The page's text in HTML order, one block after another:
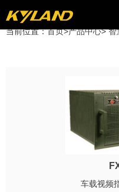
当前位置：首页>产品中心>智
车载视频